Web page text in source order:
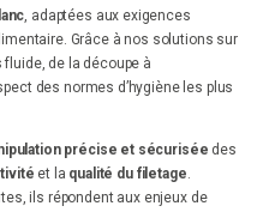
, adaptées aux exigences
Grâce à nos solutions sur
de la découpe à
des normes d’hygiène les plus
précise et sécurisée des
et la qualité du filetage.
ils répondent aux enjeux de